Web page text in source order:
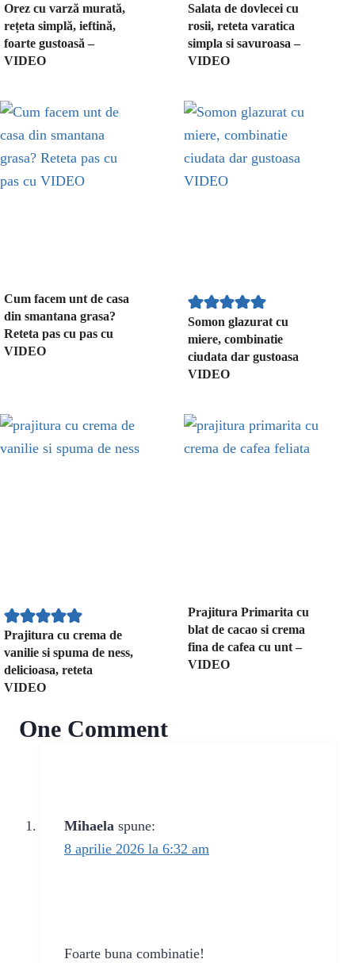
Orez cu varză murată,
rețeta simplă, ieftină,
foarte gustoasă –
VIDEO
Salata de dovlecei cu
rosii, reteta varatica
simpla si savuroasa –
VIDEO
Cum facem unt de casa
din smantana grasa?
Reteta pas cu pas cu
VIDEO
Somon glazurat cu
miere, combinatie
ciudata dar gustoasa
VIDEO
Prajitura cu crema de
vanilie si spuma de ness,
delicioasa, reteta
VIDEO
Prajitura Primarita cu
blat de cacao si crema
fina de cafea cu unt –
VIDEO
One Comment
Mihaela spune:
8 aprilie 2026 la 6:32 am
Foarte buna combinatie!